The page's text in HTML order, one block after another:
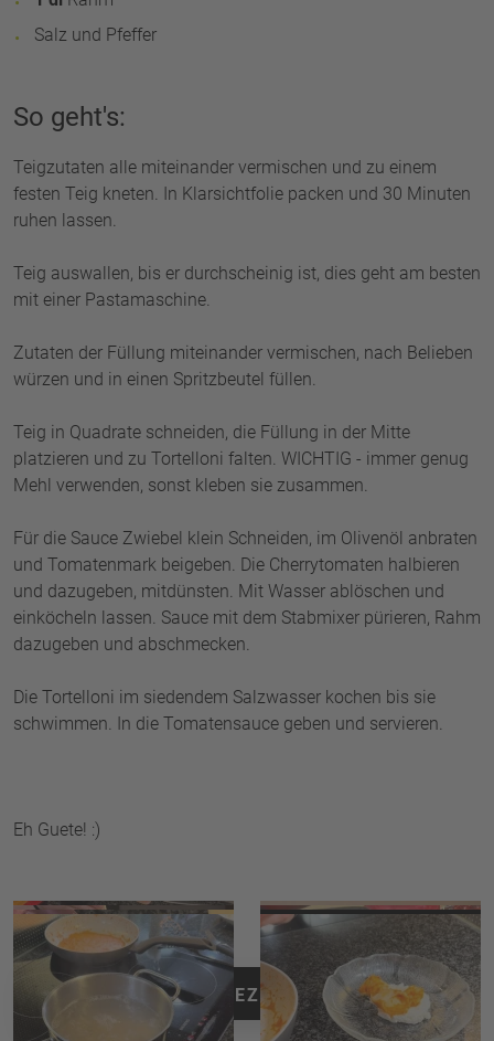
Salz und Pfeffer
So geht's:
Teigzutaten alle miteinander vermischen und zu einem
festen Teig kneten. In Klarsichtfolie packen und 30 Minuten
ruhen lassen.
Teig auswallen, bis er durchscheinig ist, dies geht am besten
mit einer Pastamaschine.
Zutaten der Füllung miteinander vermischen, nach Belieben
würzen und in einen Spritzbeutel füllen.
Teig in Quadrate schneiden, die Füllung in der Mitte
platzieren und zu Tortelloni falten. WICHTIG - immer genug
Mehl verwenden, sonst kleben sie zusammen.
Für die Sauce Zwiebel klein Schneiden, im Olivenöl anbraten
und Tomatenmark beigeben. Die Cherrytomaten halbieren
und dazugeben, mitdünsten. Mit Wasser ablöschen und
einköcheln lassen. Sauce mit dem Stabmixer pürieren, Rahm
dazugeben und abschmecken.
Die Tortelloni im siedendem Salzwasser kochen bis sie
schwimmen. In die Tomatensauce geben und servieren.
Eh Guete! :)
ZURÜCK ZU ALLEN REZEPTEN